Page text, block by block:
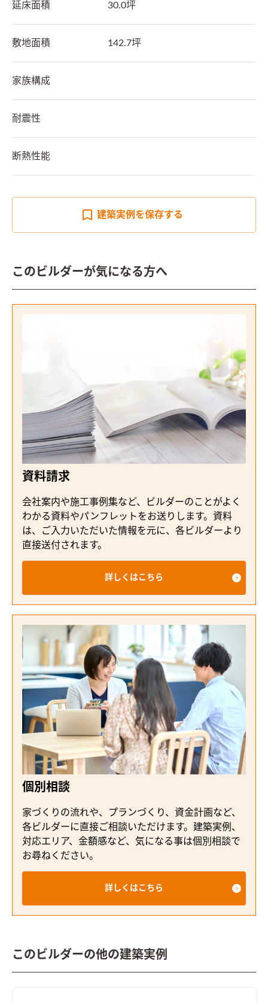
延床面積 30.0坪
敷地面積 142.7坪
家族構成
耐震性
断熱性能
建築実例を保存する
このビルダーが気になる方へ
資料請求
会社案内や施工事例集など、ビルダーのことがよく
わかる資料やパンフレットをお送りします。資料
は、ご入力いただいた情報を元に、各ビルダーより
直接送付されます。
詳しくはこちら
個別相談
家づくりの流れや、プランづくり、資金計画など、
各ビルダーに直接ご相談いただけます。建築実例、
対応エリア、金額感など、気になる事は個別相談で
お尋ねください。
詳しくはこちら
このビルダーの他の建築実例